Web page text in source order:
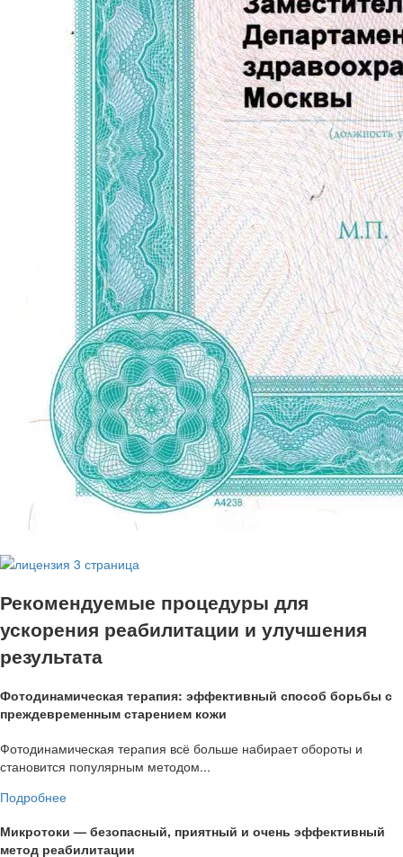
Рекомендуемые процедуры для
ускорения реабилитации и улучшения
результата
Фотодинамическая терапия: эффективный способ борьбы с
преждевременным старением кожи
Фотодинамическая терапия всё больше набирает обороты и
становится популярным методом...
Подробнее
Микротоки — безопасный, приятный и очень эффективный
метод реабилитации